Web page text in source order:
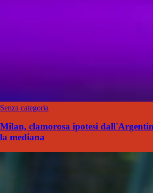
Senza categoria
Milan, clamorosa ipotesi
la mediana